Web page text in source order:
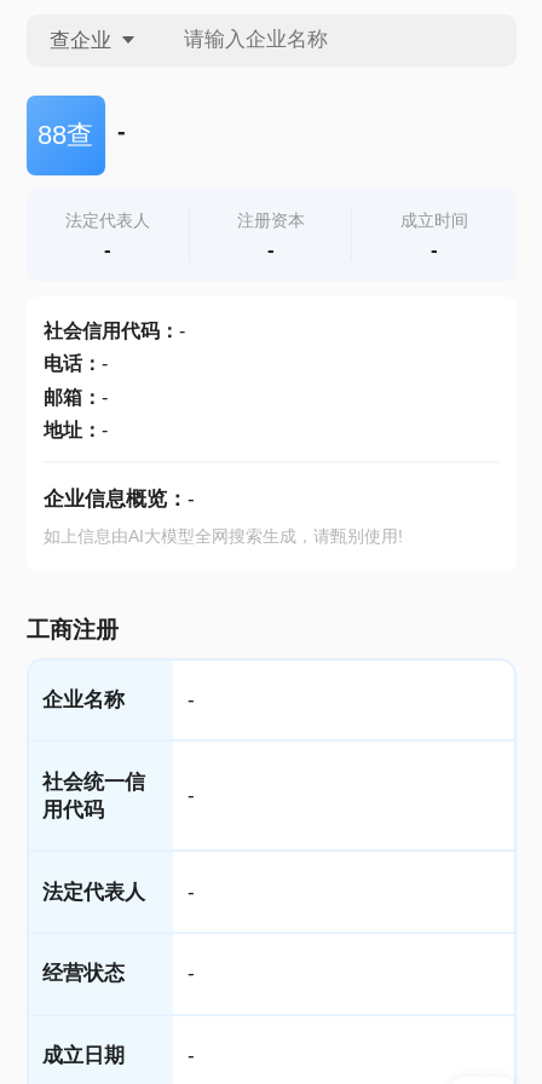
查企业
查企业
查产地
88查 -
法定代表人
-
注册资本
-
成立时间
-
社会信用代码： -
电话： -
邮箱： -
地址： -
企业信息概览： -
如上信息由AI大模型全网搜索生成，请甄别使用!
工商注册
企业名称 -
社会统一信
用代码
-
法定代表人 -
经营状态 -
成立日期 -